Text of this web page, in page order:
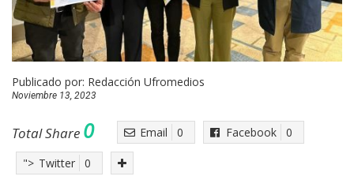
Publicado por: Redacción Ufromedios
Noviembre 13, 2023
Total Share 0 Email 0 Facebook 0
"> Twitter 0